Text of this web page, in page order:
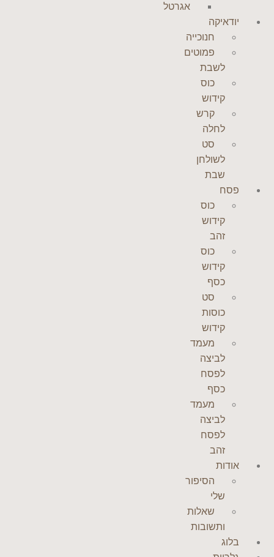
אגרטל
יודאיקה
חנוכייה
פמוטים
לשבת
כוס
קידוש
קרש
לחלה
סט
לשולחן
שבת
פסח
כוס
קידוש
זהב
כוס
קידוש
כסף
סט
כוסות
קידוש
מעמד
לביצה
לפסח
כסף
מעמד
לביצה
לפסח
זהב
אודות
הסיפור
שלי
שאלות
ותשובות
בלוג